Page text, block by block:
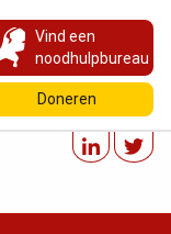
Vind een
noodhulpbureau
Doneren